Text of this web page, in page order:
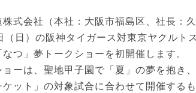
式会社（本社：大阪市福島区、社長：
（日）の阪神タイガース対東京ヤクル
つ」夢トークショーを初開催します。
ョーは、聖地甲子園で「夏」の夢を抱き
ット」の対象試合に合わせて開催する